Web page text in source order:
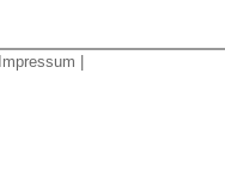
Impressum